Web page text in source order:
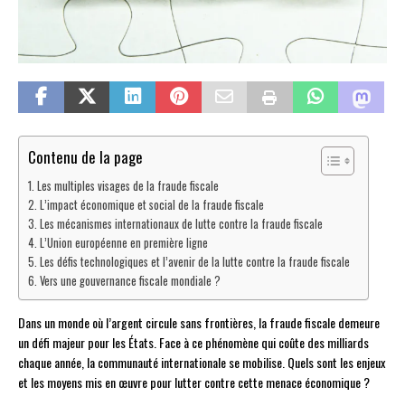
Contenu de la page
Les multiples visages de la fraude fiscale
L’impact économique et social de la fraude fiscale
Les mécanismes internationaux de lutte contre la fraude fiscale
L’Union européenne en première ligne
Les défis technologiques et l’avenir de la lutte contre la fraude fiscale
Vers une gouvernance fiscale mondiale ?
Dans un monde où l’argent circule sans frontières, la fraude fiscale demeure
un défi majeur pour les États. Face à ce phénomène qui coûte des milliards
chaque année, la communauté internationale se mobilise. Quels sont les enjeux
et les moyens mis en œuvre pour lutter contre cette menace économique ?